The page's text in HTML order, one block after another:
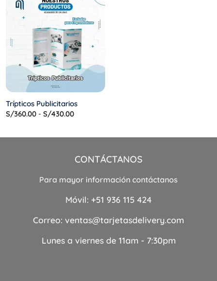
Trípticos Publicitarios
S/360.00 - S/430.00Rango
desde
S/430.00
CONTÁCTANOS
Para mayor información contáctanos
Móvil: +51 936 115 424
Correo: ventas@tarjetasdelivery.com
Lunes a viernes de 11am - 7:30pm